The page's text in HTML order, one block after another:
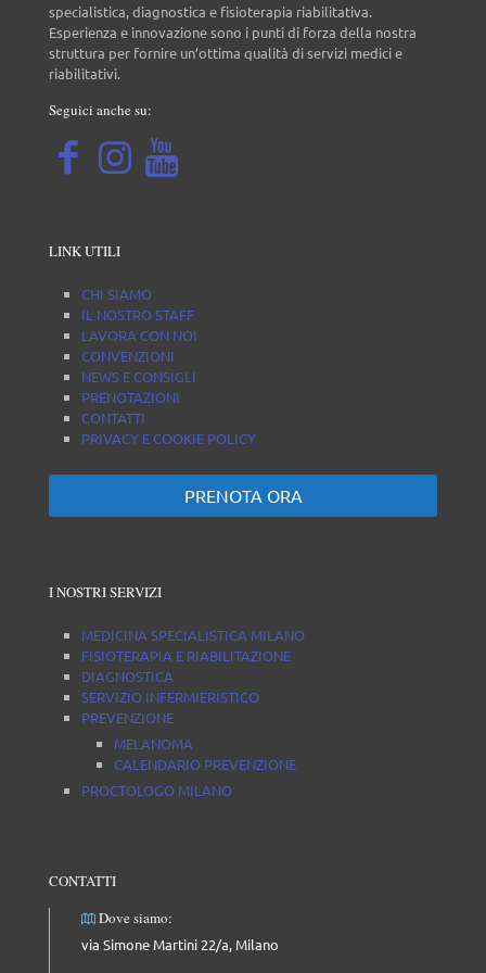
specialistica, diagnostica e fisioterapia riabilitativa.
Esperienza e innovazione sono i punti di forza della nostra
struttura per fornire un’ottima qualità di servizi medici e
riabilitativi.
Seguici anche su:
LINK UTILI
CHI SIAMO
IL NOSTRO STAFF
LAVORA CON NOI
CONVENZIONI
NEWS E CONSIGLI
PRENOTAZIONI
CONTATTI
PRIVACY E COOKIE POLICY
PRENOTA ORA
I NOSTRI SERVIZI
MEDICINA SPECIALISTICA MILANO
FISIOTERAPIA E RIABILITAZIONE
DIAGNOSTICA
SERVIZIO INFERMIERISTICO
PREVENZIONE
MELANOMA
CALENDARIO PREVENZIONE
PROCTOLOGO MILANO
CONTATTI
Dove siamo:
via Simone Martini 22/a, Milano